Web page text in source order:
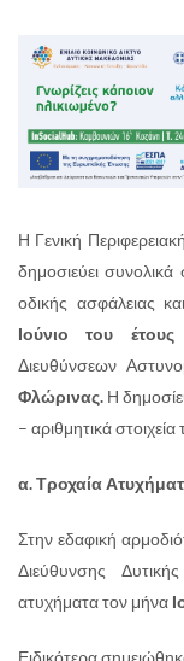
Η Γενική
δημοσιεύει
οδικής ασφάλειας
Ιούνιο του
Διευθύνσεων
Φλώρινας. Η
– αριθμητικά
α. Τροχαία
Στην εδαφική
Διεύθυνσης
ατυχήματα τον μήνα
Ειδικότερα